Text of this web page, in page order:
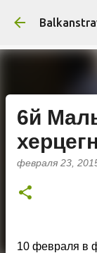
К
6й
февраля 23,
10 февраля в